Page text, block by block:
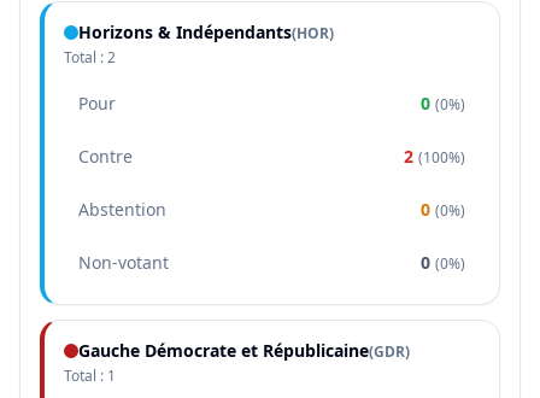
Horizons & Indépendants(HOR)
Total :2
Pour 0 (0%)
Contre 2 (100%)
Abstention 0 (0%)
Non-votant 0 (0%)
Gauche Démocrate et Républicaine(GDR)
Total : 1